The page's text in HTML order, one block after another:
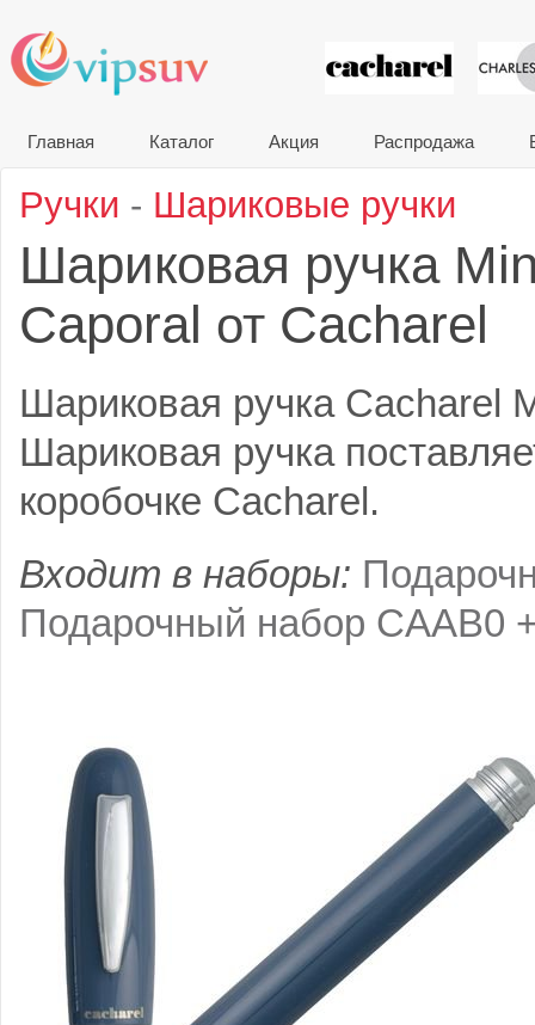
VIP
Главная Каталог Акция Распродажа
Ручки - Шариковые ручки
Шариковая ручка
Caporal от Cacharel
Шариковая ручка Cacharel
Шариковая ручка
коробочке Cacharel.
Входит в наборы:
Подарочный набор CAAB0